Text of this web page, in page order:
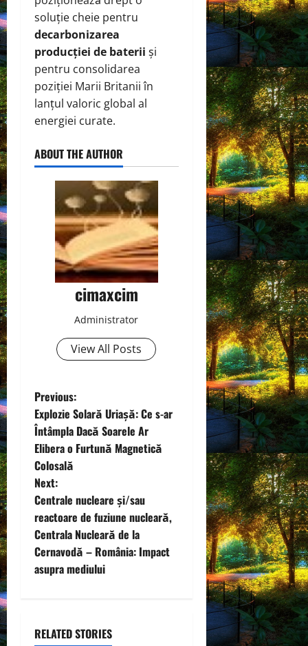
soluție cheie pentru
decarbonizarea
producției de baterii și
pentru consolidarea
poziției Marii Britanii în
lanțul valoric global al
energiei curate.
ABOUT THE AUTHOR
cimaxcim
Administrator
View All Posts
P
o
s
t
n
a
v
g
Previous:
Explozie Solară Uriașă: Ce s-ar
Întâmpla Dacă Soarele Ar
Elibera o Furtună Magnetică
Colosală
Next:
Centrale nucleare și/sau
reactoare de fuziune nucleară,
Centrala Nucleară de la
Cernavodă – România: Impact
asupra mediului
RELATED STORIES